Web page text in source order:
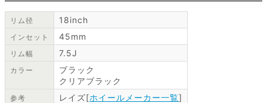
リム径 18inch
インセット 45mm
リム幅 7.5J
カラー
ブラック
クリアブラック
参考 レイズ[ホイールメーカー一覧]